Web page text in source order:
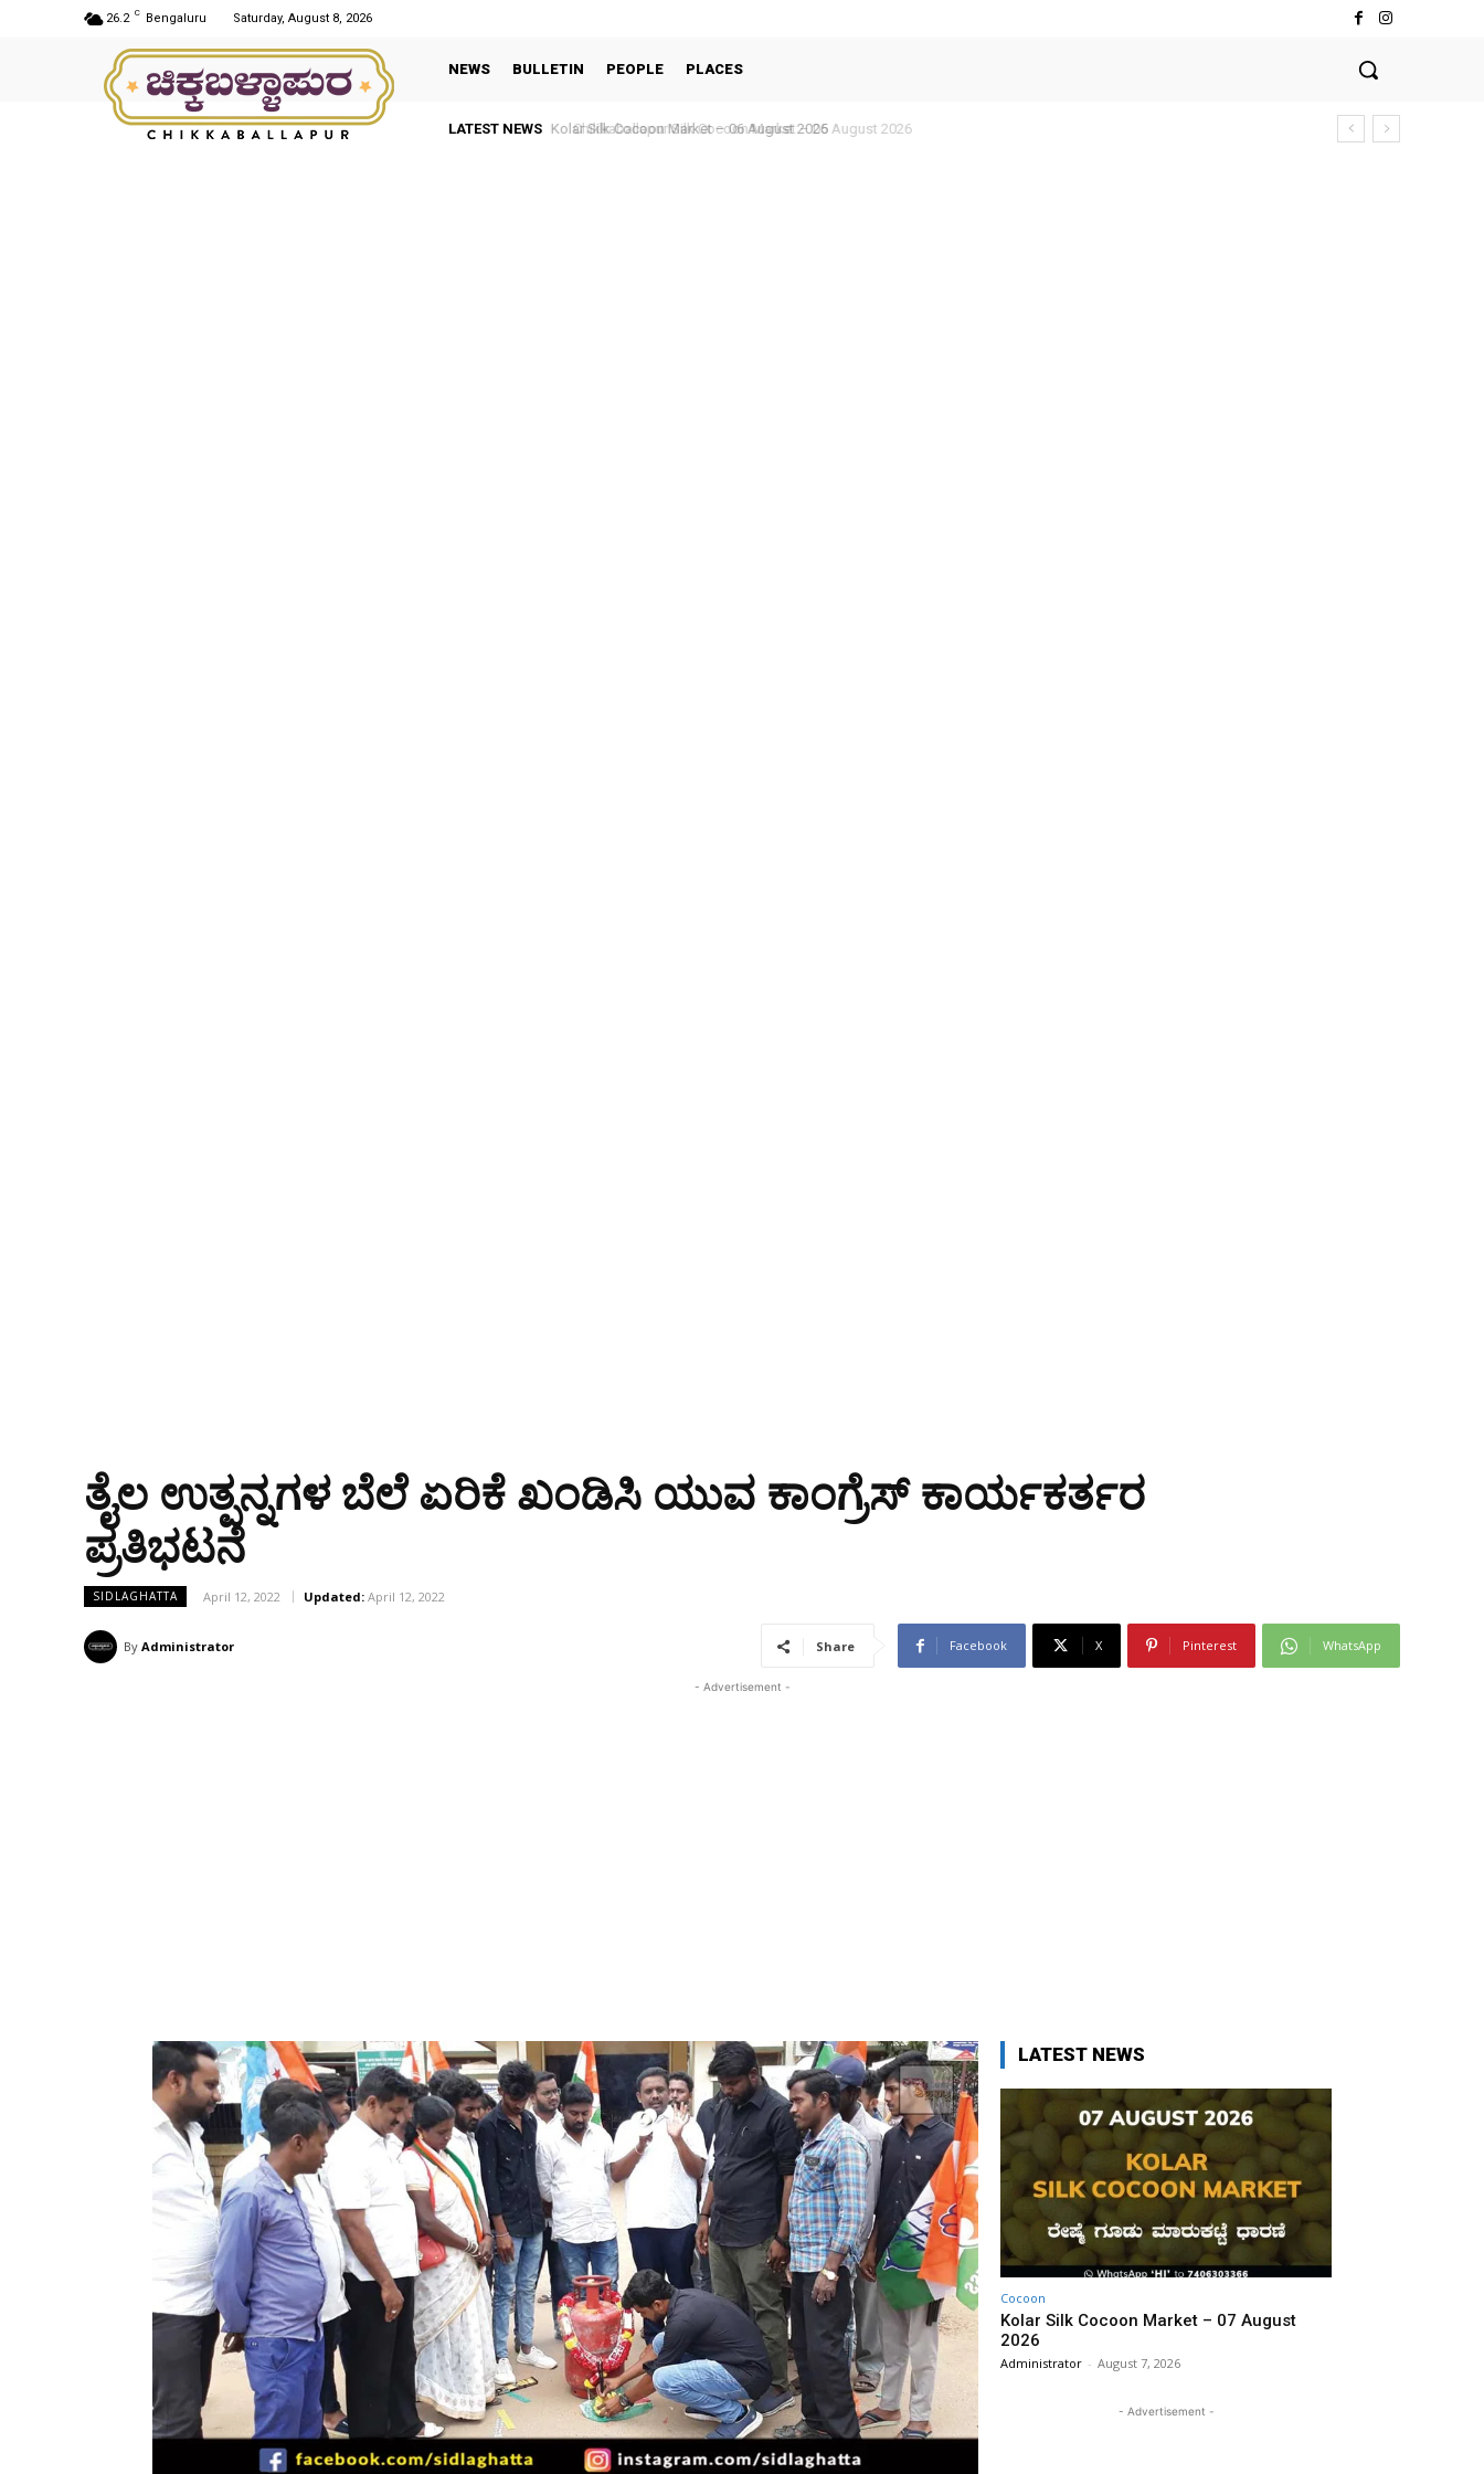
26.2 C Bengaluru Saturday, August 8, 2026
NEWS BULLETIN PEOPLE PLACES
LATEST NEWS Chikkaballapur Silk Cocoon Market – 05 August 2026
ತೈಲ ಉತ್ಪನ್ನಗಳ ಬೆಲೆ ಏರಿಕೆ ಖಂಡಿಸಿ ಯುವ ಕಾಂಗ್ರೆಸ್ ಕಾರ್ಯಕರ್ತರ
ಪ್ರತಿಭಟನೆ
SIDLAGHATTA April 12, 2022 Updated: April 12, 2022
By Administrator Share Facebook X Pinterest WhatsApp
- Advertisement -
LATEST NEWS
Cocoon
Kolar Silk Cocoon Market – 07 August
2026
Administrator - August 7, 2026
- Advertisement -